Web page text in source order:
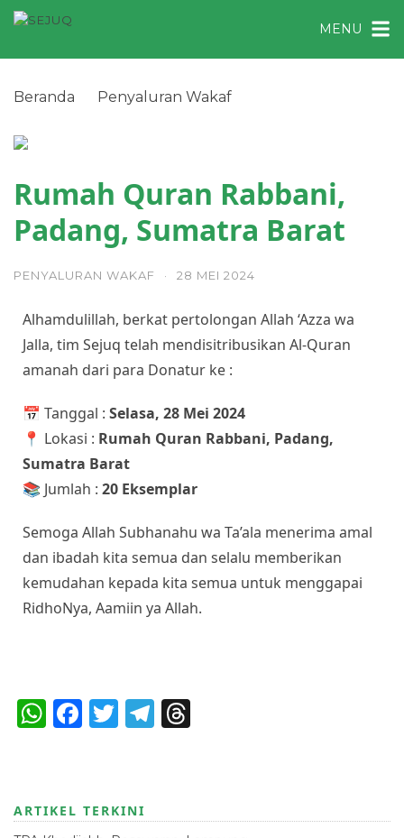
MENU
Beranda
Penyaluran Wakaf
Rumah Quran Rabbani,
Padang, Sumatra Barat
PENYALURAN WAKAF · 28 MEI 2024
Alhamdulillah, berkat pertolongan Allah ‘Azza wa
Jalla, tim Sejuq telah mendisitribusikan Al-Quran
amanah dari para Donatur ke :
📅 Tanggal : Selasa, 28 Mei 2024
📍 Lokasi : Rumah Quran Rabbani, Padang,
Sumatra Barat
📚 Jumlah : 20 Eksemplar
Semoga Allah Subhanahu wa Ta’ala menerima amal
dan ibadah kita semua dan selalu memberikan
kemudahan kepada kita semua untuk menggapai
RidhoNya, Aamiin ya Allah.
W
ts
A
F
e
b
T
te
r
T
ra d
ARTIKEL TERKINI